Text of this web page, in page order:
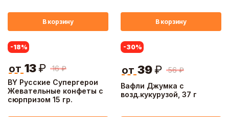
В корзину В корзину
BY Русские Супергерои
Жевательные конфеты с
сюрпризом 15 гр.
-18%
16 ₽
от 13₽
Вафли Джумка с
возд.кукурузой, 37 г
-30%
56 ₽
от 39₽